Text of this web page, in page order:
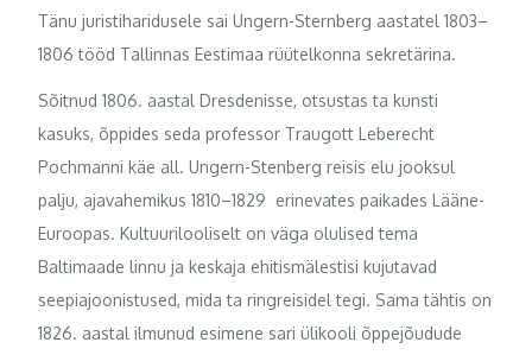
Tänu juristiharidusele sai Ungern-Sternberg aastatel 1803–
1806 tööd Tallinnas Eestimaa rüütelkonna sekretärina.
Sõitnud 1806. aastal Dresdenisse, otsustas ta kunsti
kasuks, õppides seda professor Traugott Leberecht
Pochmanni käe all. Ungern-Stenberg reisis elu jooksul
palju, ajavahemikus 1810–1829 erinevates paikades Lääne-
Euroopas. Kultuurilooliselt on väga olulised tema
Baltimaade linnu ja keskaja ehitismälestisi kujutavad
seepiajoonistused, mida ta ringreisidel tegi. Sama tähtis on
1826. aastal ilmunud esimene sari ülikooli õppejõudude